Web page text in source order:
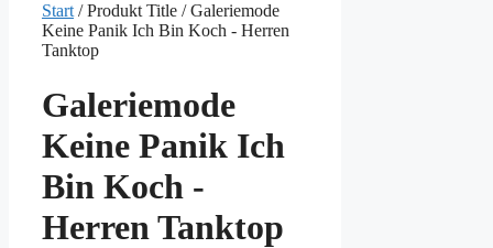
Start / Produkt Title / Galeriemode
Keine Panik Ich Bin Koch - Herren
Tanktop
Galeriemode
Keine Panik Ich
Bin Koch -
Herren Tanktop